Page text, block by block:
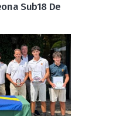
Sub18 De